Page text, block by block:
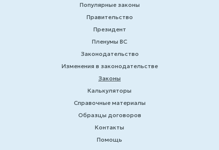
Популярные законы
Правительство
Президент
Пленумы ВС
Законодательство
Изменения в законодательстве
Законы
Калькуляторы
Справочные материалы
Образцы договоров
Контакты
Помощь